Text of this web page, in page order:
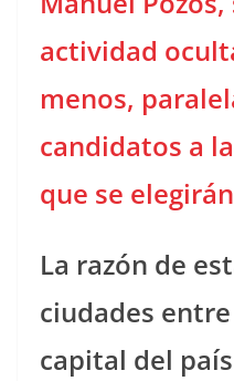
actividad
menos,
candidatos a
que se
La razón de
ciudades
capital del